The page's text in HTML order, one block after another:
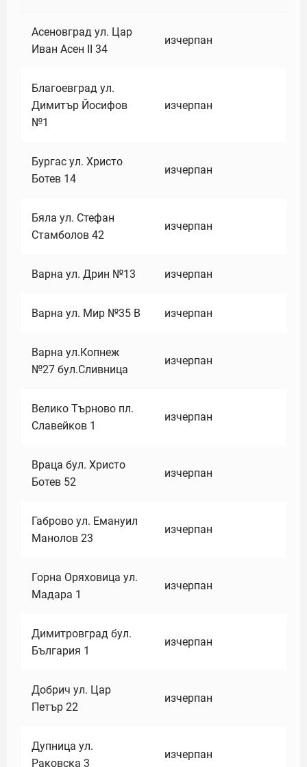
Асеновград ул. Цар
Иван Асен II 34
изчерпан
Благоевград ул.
Димитър Йосифов
№1
изчерпан
Бургас ул. Христо
Ботев 14
изчерпан
Бяла ул. Стефан
Стамболов 42
изчерпан
Варна ул. Дрин №13 изчерпан
Варна ул. Мир №35 В изчерпан
Варна ул.Копнеж
№27 бул.Сливница
изчерпан
Велико Търново пл.
Славейков 1
изчерпан
Враца бул. Христо
Ботев 52
изчерпан
Габрово ул. Емануил
Манолов 23
изчерпан
Горна Оряховица ул.
Мадара 1
изчерпан
Димитровград бул.
България 1
изчерпан
Добрич ул. Цар
Петър 22
изчерпан
Дупница ул.
Раковска 3
изчерпан